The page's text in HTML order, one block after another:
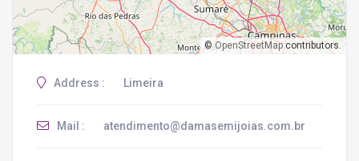
©OpenStreetMapcontributors.
Address : Limeira
Mail : atendimento@damasemijoias.com.br